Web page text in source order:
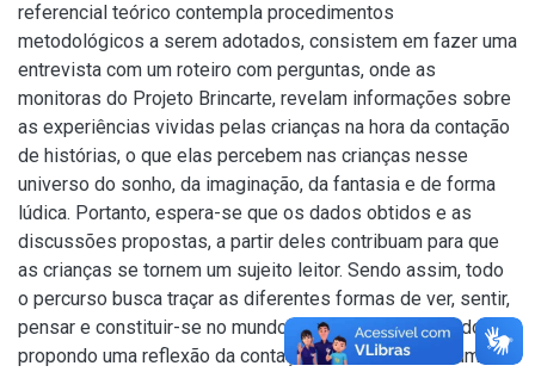
referencial teórico contempla procedimentos
metodológicos a serem adotados, consistem em fazer uma
entrevista com um roteiro com perguntas, onde as
monitoras do Projeto Brincarte, revelam informações sobre
as experiências vividas pelas crianças na hora da contação
de histórias, o que elas percebem nas crianças nesse
universo do sonho, da imaginação, da fantasia e de forma
lúdica. Portanto, espera-se que os dados obtidos e as
discussões propostas, a partir deles contribuam para que
as crianças se tornem um sujeito leitor. Sendo assim, todo
o percurso busca traçar as diferentes formas de ver, sentir,
pensar e constituir-se no mundo da arte. Nesse sentido,
propondo uma reflexão da contação de histórias em uma